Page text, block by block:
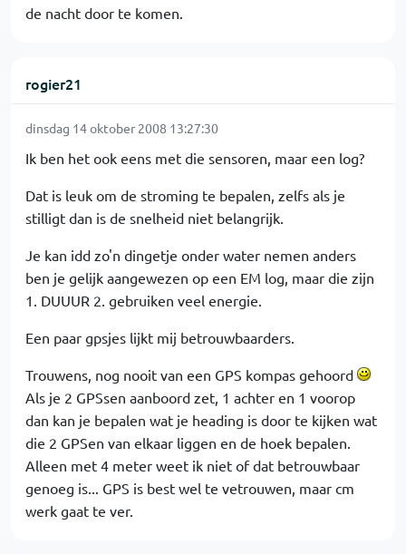
de nacht door te komen.
rogier21
dinsdag 14 oktober 2008 13:27:30
Ik ben het ook eens met die sensoren, maar een log?
Dat is leuk om de stroming te bepalen, zelfs als je
stilligt dan is de snelheid niet belangrijk.
Je kan idd zo'n dingetje onder water nemen anders
ben je gelijk aangewezen op een EM log, maar die zijn
1. DUUUR 2. gebruiken veel energie.
Een paar gpsjes lijkt mij betrouwbaarders.
Trouwens, nog nooit van een GPS kompas gehoord
Als je 2 GPSsen aanboord zet, 1 achter en 1 voorop
dan kan je bepalen wat je heading is door te kijken wat
die 2 GPSen van elkaar liggen en de hoek bepalen.
Alleen met 4 meter weet ik niet of dat betrouwbaar
genoeg is... GPS is best wel te vetrouwen, maar cm
werk gaat te ver.